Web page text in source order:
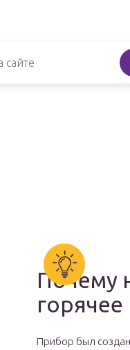
Почему
Прибор был